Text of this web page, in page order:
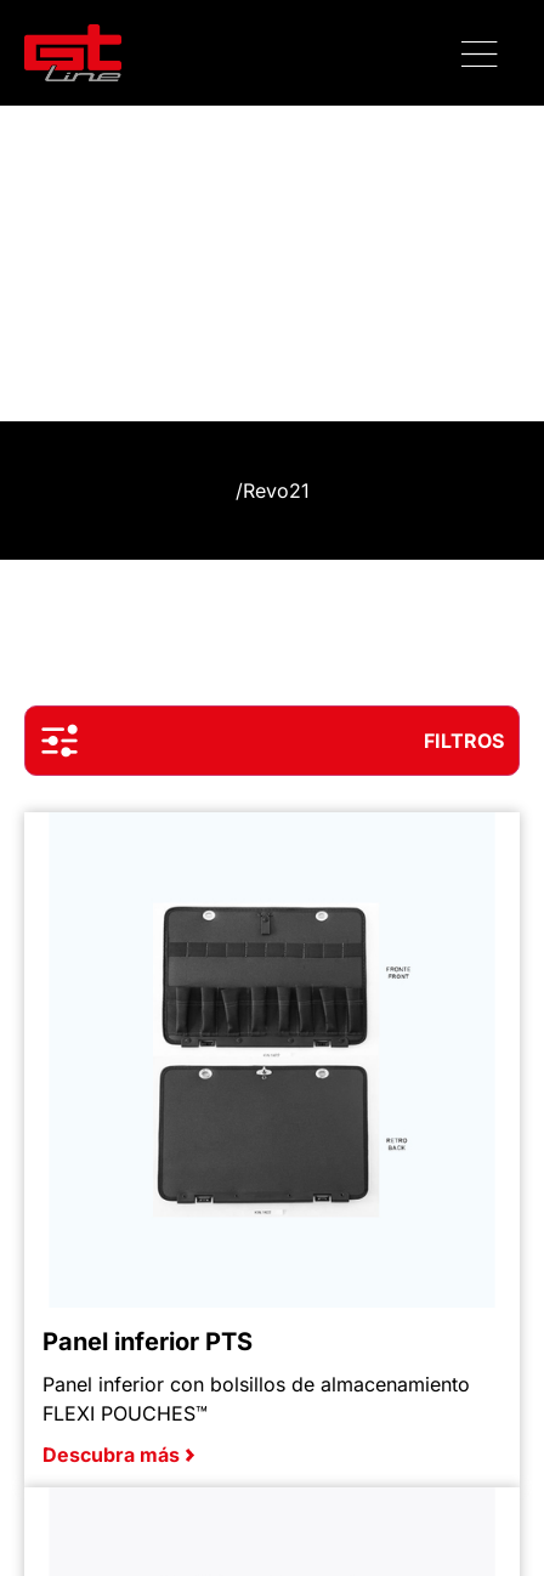
/Revo21
FILTROS
Panel inferior PTS
Panel inferior con bolsillos de almacenamiento
FLEXI POUCHES™
Descubra más